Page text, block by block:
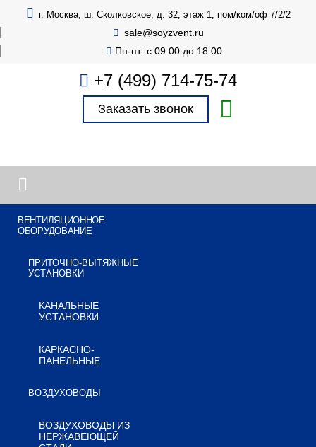
г. Москва, ш. Сколковское, д. 32, этаж 1, пом/ком/оф 7/2/2
sale@soyzvent.ru
Пн-пт: с 09.00 до 18.00
+7 (499) 714-75-74
Заказать звонок
ВЕНТИЛЯЦИОННОЕ
ОБОРУДОВАНИЕ
ПРИТОЧНО-ВЫТЯЖНЫЕ
УСТАНОВКИ
КАНАЛЬНЫЕ
УСТАНОВКИ
КАРКАСНО-
ПАНЕЛЬНЫЕ
ВОЗДУХОВОДЫ
ВОЗДУХОВОДЫ ИЗ
НЕРЖАВЕЮЩЕЙ